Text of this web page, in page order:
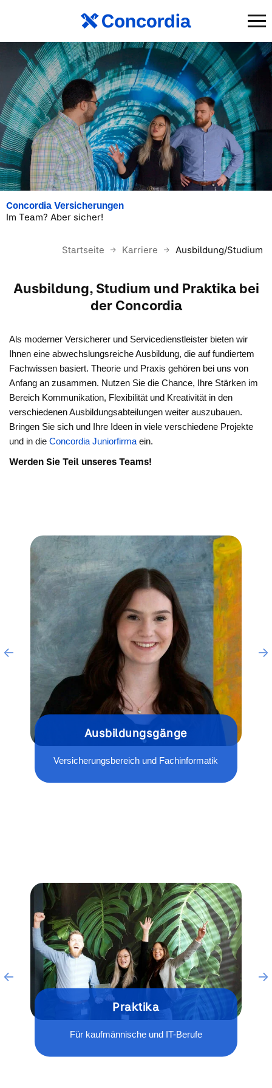
Concordia Versicherungen
Im Team? Aber sicher!
Startseite Karriere Ausbildung/Studium
Ausbildung, Studium und Praktika bei
der Concordia
Als moderner Versicherer und Servicedienstleister bieten wir
Ihnen eine abwechslungsreiche Ausbildung, die auf fundiertem
Fachwissen basiert. Theorie und Praxis gehören bei uns von
Anfang an zusammen. Nutzen Sie die Chance, Ihre Stärken im
Bereich Kommunikation, Flexibilität und Kreativität in den
verschiedenen Ausbildungsabteilungen weiter auszubauen.
Bringen Sie sich und Ihre Ideen in viele verschiedene Projekte
und in die Concordia Juniorfirma ein.
Werden Sie Teil unseres Teams!
Ausbildungsgänge
Versicherungsbereich und Fachinformatik
Praktika
Für kaufmännische und IT-Berufe